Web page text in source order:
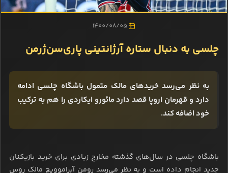
1400/08/05
چلسی به دنبال ستاره آرژانتینی پاری‌سن‌ژرمن
به نظر می‌رسد خرید‌های مالک متمول باشگاه چلسی ادامه
دارد و قهرمان اروپا قصد دارد مائورو ایکاردی را هم به ترکیب
خود اضافه کند.
باشگاه چلسی در سال‌های گذشته مخارج زیادی برای خرید بازیکنان
جدید انجام داده است و به نظر می‌رسد رومن آبراموویچ مالک روس